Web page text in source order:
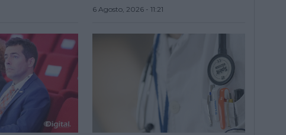
6 Agosto, 2026 - 11:21